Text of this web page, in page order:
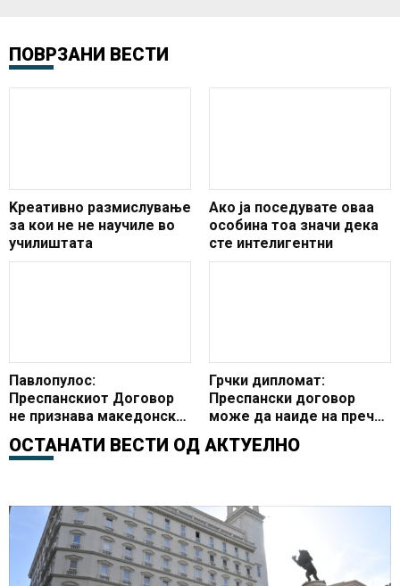
ПОВРЗАНИ ВЕСТИ
Kреативно размислување
за кои не не научиле во
училиштата
Ако ја поседувате оваа
особина тоа значи дека
сте интелигентни
Павлопулос:
Преспанскиот Договор
не признава македонска
нација туку државјанство
Грчки дипломат:
Преспански договор
може да наиде на пречки
во ОН
ОСТАНАТИ ВЕСТИ ОД АКТУЕЛНО